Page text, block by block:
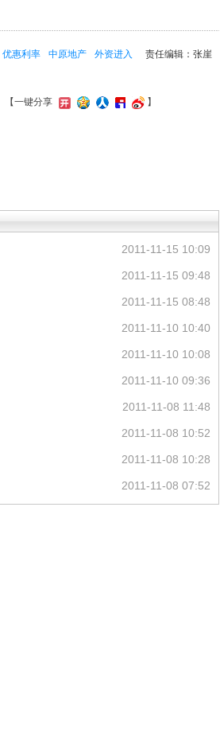
责任编辑：张崖
优惠利率 中原地产
外资进入
【一键分享 】
2011-11-15 10:09
2011-11-15 09:48
2011-11-15 08:48
2011-11-10 10:40
2011-11-10 10:08
2011-11-10 09:36
2011-11-08 11:48
2011-11-08 10:52
2011-11-08 10:28
2011-11-08 07:52